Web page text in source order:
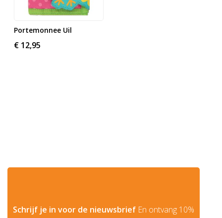
Portemonnee Uil
€ 12,95
Schrijf je in voor de nieuwsbrief En ontvang 10%